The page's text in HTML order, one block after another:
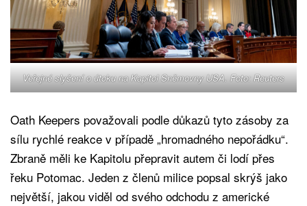
Veřejné slyšení o útoku na Kapitol Sněmovny USA. Foto: Reuters
Oath Keepers považovali podle důkazů tyto zásoby za
sílu rychlé reakce v případě „hromadného nepořádku“.
Zbraně měli ke Kapitolu přepravit autem či lodí přes
řeku Potomac. Jeden z členů milice popsal skrýš jako
největší, jakou viděl od svého odchodu z americké